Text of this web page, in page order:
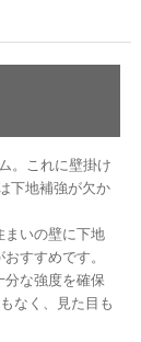
。これに壁掛け
下地補強が欠か
まいの壁に下地
すすめです。
分な強度を確保
なく、見た目も